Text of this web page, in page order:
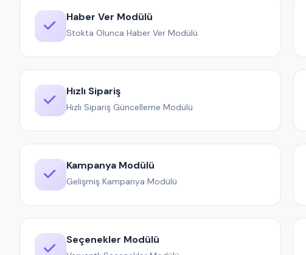
Haber Ver Modülü
Stokta Olunca Haber Ver Modülü
Hızlı Sipariş
Hızlı Sipariş Güncelleme Modülü
Kampanya Modülü
Gelişmiş Kampanya Modülü
Seçenekler Modülü